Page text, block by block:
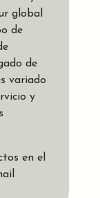
global
de
de
variado
y
en el